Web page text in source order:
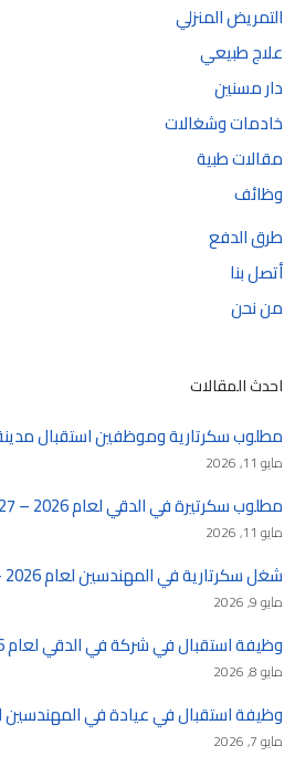
التمريض المنزلي
علاج طبيعي
دار مسنين
خادمات وشغالات
مقالات طبية
وظائف
طرق الدفع
أتصل بنا
من نحن
احدث المقالات
مطلوب سكرتارية وموظفين استقبال مدينة نصر
مايو 11, 2026
مطلوب سكرتيرة في الدقي لعام 2026 – 2027
مايو 11, 2026
شغل سكرتارية في المهندسين لعام 2026 – 2027
مايو 9, 2026
وظيفة استقبال في شركة في الدقي لعام 2026 – 2027
مايو 8, 2026
وظيفة استقبال في عيادة في المهندسين لعام 2026
مايو 7, 2026